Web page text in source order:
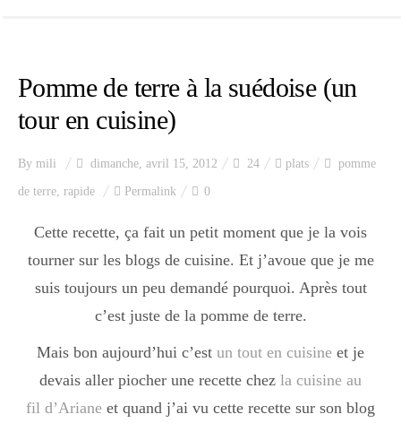
Pomme de terre à la suédoise (un
tour en cuisine)
By mili dimanche, avril 15, 2012 24 plats pomme
de terre rapide Permalink 0
Cette recette, ça fait un petit moment que je la vois
tourner sur les blogs de cuisine. Et j’avoue que je me
suis toujours un peu demandé pourquoi. Après tout
c’est juste de la pomme de terre.
Mais bon aujourd’hui c’est un tout en cuisine et je
devais aller piocher une recette chez la cuisine au
fil d’Ariane et quand j’ai vu cette recette sur son blog